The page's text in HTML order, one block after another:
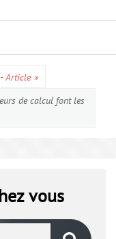
Article »
de calcul font les
vous